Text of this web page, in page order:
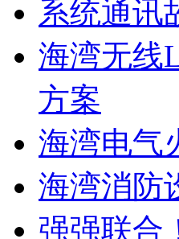
系统通讯
海湾无线
方案
海湾电气
海湾消防
强强联合